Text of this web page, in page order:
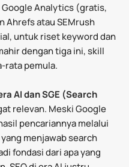
Analytics (gratis,
Ahrefs atau SEMrush
untuk riset keyword dan
dengan tiga ini, skill
rata pemula.
AI dan SGE (Search
relevan. Meski Google
pencariannya melalui
menjawab search
fondasi dari apa yang